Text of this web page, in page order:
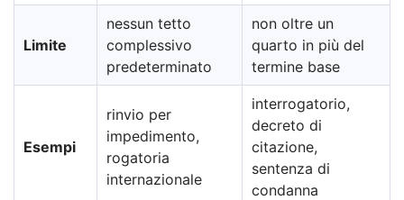
Limite
nessun tetto
complessivo
predeterminato
non oltre un
quarto in più del
termine base
Esempi
rinvio per
impedimento,
rogatoria
internazionale
interrogatorio,
decreto di
citazione,
sentenza di
condanna